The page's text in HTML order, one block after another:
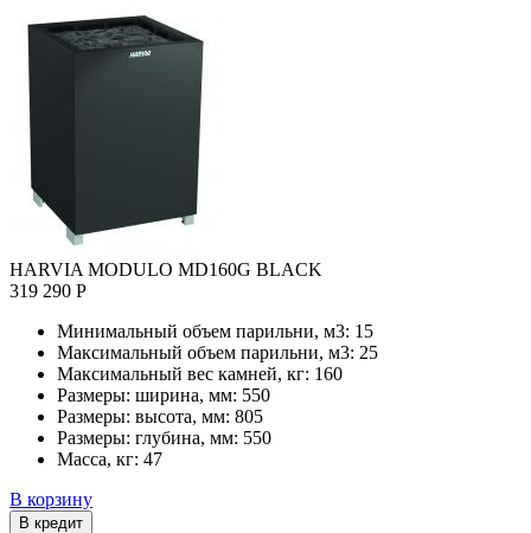
HARVIA MODULO MD160G BLACK
319 290 Р
Минимальный объем парильни, м3: 15
Максимальный объем парильни, м3: 25
Максимальный вес камней, кг: 160
Размеры: ширина, мм: 550
Размеры: высота, мм: 805
Размеры: глубина, мм: 550
Масса, кг: 47
В корзину
В кредит